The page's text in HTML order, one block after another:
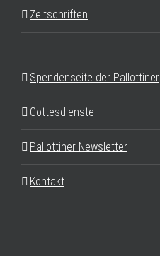
Zeitschriften
Spendenseite der Pallottiner
Gottesdienste
Pallottiner Newsletter
Kontakt